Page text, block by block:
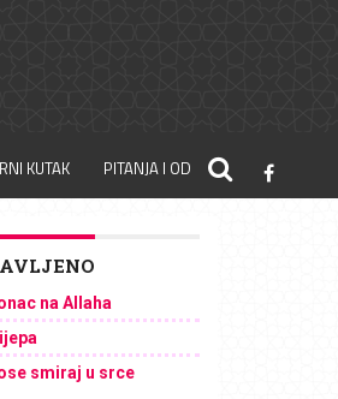
KUTAK PITANJA I ODGOVORI
na Allaha
smiraj u srce